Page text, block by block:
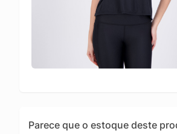
Parece que o estoque deste